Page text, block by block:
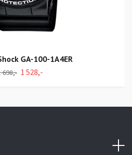
GA-100-1A4ER
698,- 1 528,-